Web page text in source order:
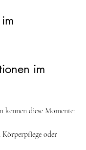
im
kennen diese Momente:
oder